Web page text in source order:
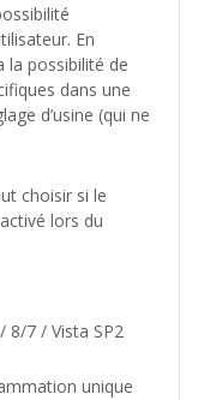
En
la possibilité de
dans une
d’usine (qui ne
choisir si le
lors du
8/7 / Vista SP2
unique